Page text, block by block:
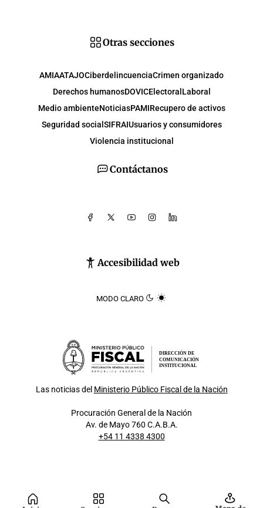
Contáctanos
Accesibilidad web
MODO CLARO
Otras secciones
AMIAATAJOCiberdelincuenciaCrimen organizado
Derechos humanosDOVICElectoral Laboral
Medio ambienteNoticiasPAMIRecupero de activos
Seguridad social SIFRAIUsuarios y consumidores
Violencia institucional
DIRECCIÓN DE
COMUNICACIÓN
INSTITUCIONAL
Las noticias del Ministerio Público Fiscal de la Nación
Procuración General de la Nación
Av. de Mayo 760 C.A.B.A.
+54 11 4338 4300